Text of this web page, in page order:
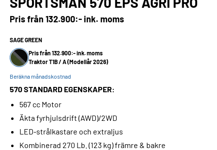
Pris från 132.900:- ink. moms
SAGE GREEN
Pris från 132.900:- ink. moms
Traktor T1B / A (Modellår 2026)
Beräkna månadskostnad
570 STANDARD EGENSKAPER:
567 cc Motor
Äkta fyrhjulsdrift (AWD)/2WD
LED-strålkastare och extraljus
Kombinerad 270 Lb. (123 kg) främre & bakre